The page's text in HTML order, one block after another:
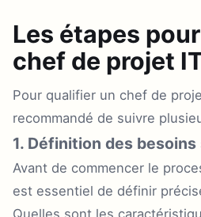
Les étapes
chef de projet
Pour qualifier un chef de
recommandé de suivre
1. Définition des
Avant de commencer le
est essentiel de définir
Quelles sont les